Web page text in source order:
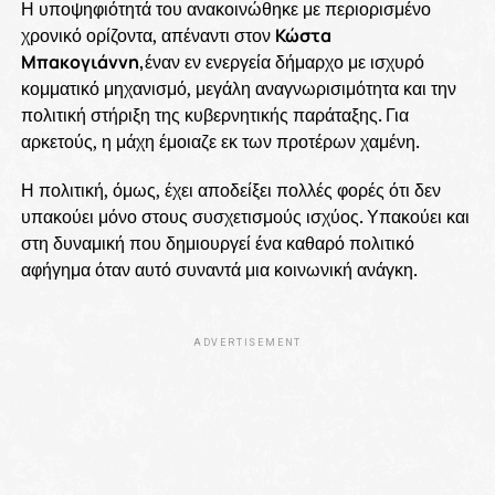
Η υποψηφιότητά του ανακοινώθηκε με περιορισμένο
χρονικό ορίζοντα, απέναντι στον Κώστα
Μπακογιάννη,έναν εν ενεργεία δήμαρχο με ισχυρό
κομματικό μηχανισμό, μεγάλη αναγνωρισιμότητα και την
πολιτική στήριξη της κυβερνητικής παράταξης. Για
αρκετούς, η μάχη έμοιαζε εκ των προτέρων χαμένη.
Η πολιτική, όμως, έχει αποδείξει πολλές φορές ότι δεν
υπακούει μόνο στους συσχετισμούς ισχύος. Υπακούει και
στη δυναμική που δημιουργεί ένα καθαρό πολιτικό
αφήγημα όταν αυτό συναντά μια κοινωνική ανάγκη.
ADVERTISEMENT